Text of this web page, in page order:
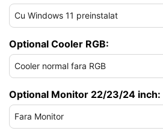
Optional Cooler RGB:
Optional Monitor 22/23/24 inch: